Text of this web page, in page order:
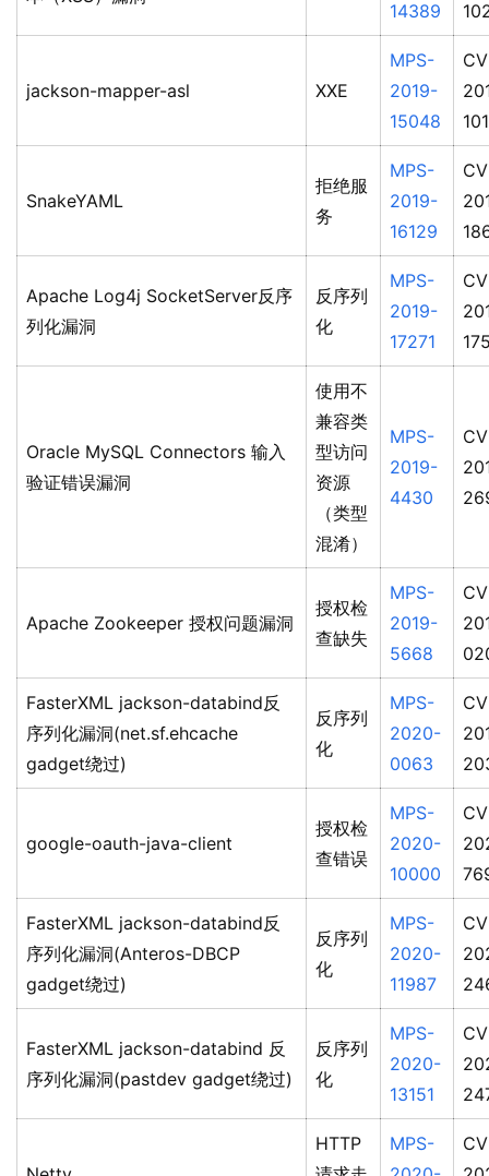
14389
jackson-mapper-asl XXE
MPS-
2019-
15048
SnakeYAML
拒绝服
务
MPS-
2019-
16129
Apache Log4j SocketServer反序
列化漏洞
反序列
化
MPS-
2019-
17271
Oracle MySQL Connectors 输入
验证错误漏洞
使用不
兼容类
型访问
资源
（类型
混淆）
MPS-
2019-
4430
Apache Zookeeper 授权问题漏洞
授权检
查缺失
MPS-
2019-
5668
FasterXML jackson-databind反
序列化漏洞(net.sf.ehcache
gadget绕过)
反序列
化
MPS-
2020-
0063
google-oauth-java-client
授权检
查错误
MPS-
2020-
10000
FasterXML jackson-databind反
序列化漏洞(Anteros-DBCP
gadget绕过)
反序列
化
MPS-
2020-
11987
FasterXML jackson-databind 反
序列化漏洞(pastdev gadget绕过)
反序列
化
MPS-
2020-
13151
HTTP
MPS-